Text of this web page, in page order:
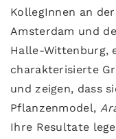
KollegInnen an
Amsterdam und
Halle-Wittenburg,
charakterisierte
und zeigen, dass
Pflanzenmodel,
Ihre Resultate